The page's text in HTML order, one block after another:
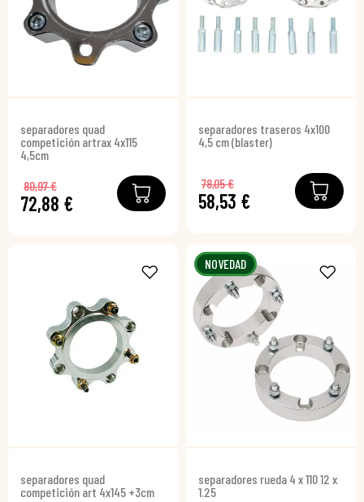
separadores quad
competición artrax 4x115
4,5cm
72,88 €
80,97 €
separadores traseros 4x100
4,5 cm (blaster)
58,53 €
78,05 €
separadores quad
competición art 4x145 +3cm
NOVEDAD
separadores rueda 4 x 110 12 x
1.25